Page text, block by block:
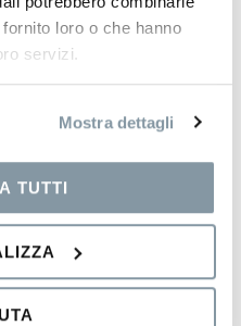
loro o che hanno
servizi.
Mostra dettagli
TUTTI